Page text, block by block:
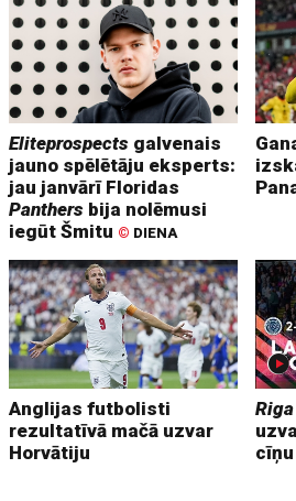
Eliteprospects galvenais
jauno spēlētāju eksperts:
jau janvārī Floridas
Panthers bija nolēmusi
iegūt Šmitu © DIENA
Anglijas futbolisti
rezultatīvā mačā uzvar
Horvātiju
Riga